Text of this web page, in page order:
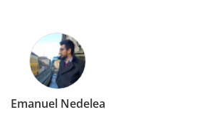
Marius Zinveliu